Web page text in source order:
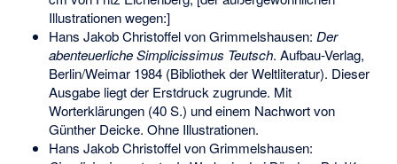
Illustrationen wegen:]
Hans Jakob Christoffel von Grimmelshausen: Der
abenteuerliche Simplicissimus Teutsch. Aufbau-Verlag,
Berlin/Weimar 1984 (Bibliothek der Weltliteratur). Dieser
Ausgabe liegt der Erstdruck zugrunde. Mit
Worterklärungen (40 S.) und einem Nachwort von
Günther Deicke. Ohne Illustrationen.
Hans Jakob Christoffel von Grimmelshausen: